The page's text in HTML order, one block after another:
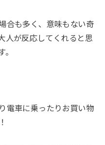
合も多く、意味もない奇
人が反応してくれると思
電車に乗ったりお買い物